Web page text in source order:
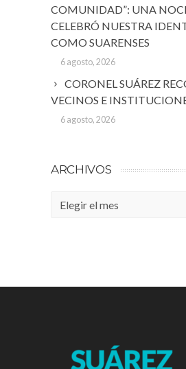
COMUNIDAD”: UNA
CELEBRÓ NUESTRA
COMO SUARENSES
6 agosto, 2026
CORONEL SUÁREZ
VECINOS E
6 agosto, 2026
ARCHIVOS
Archivos